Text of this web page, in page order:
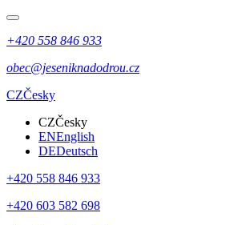
+420 558 846 933
obec@jeseniknadodrou.cz
CZČesky
CZČesky
ENEnglish
DEDeutsch
+420 558 846 933
+420 603 582 698